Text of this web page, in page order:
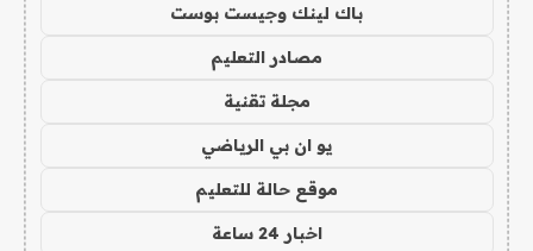
باك لينك وجيست بوست
مصادر التعليم
مجلة تقنية
يو ان بي الرياضي
موقع حالة للتعليم
اخبار 24 ساعة